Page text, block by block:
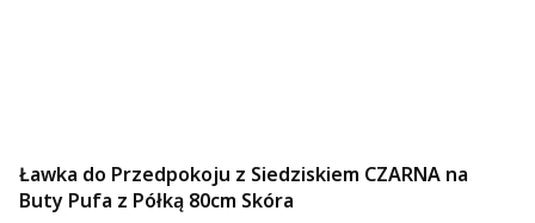
Ławka do Przedpokoju z Siedziskiem CZARNA na
Buty Pufa z Półką 80cm Skóra